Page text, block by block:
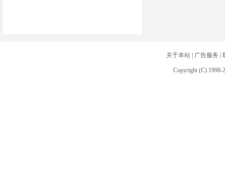
关于本站| 广告服务
Copyright (C) 1998-